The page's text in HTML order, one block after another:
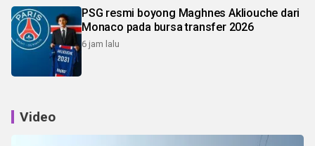
PSG resmi boyong Maghnes Akliouche dari
Monaco pada bursa transfer 2026
6 jam lalu
Video